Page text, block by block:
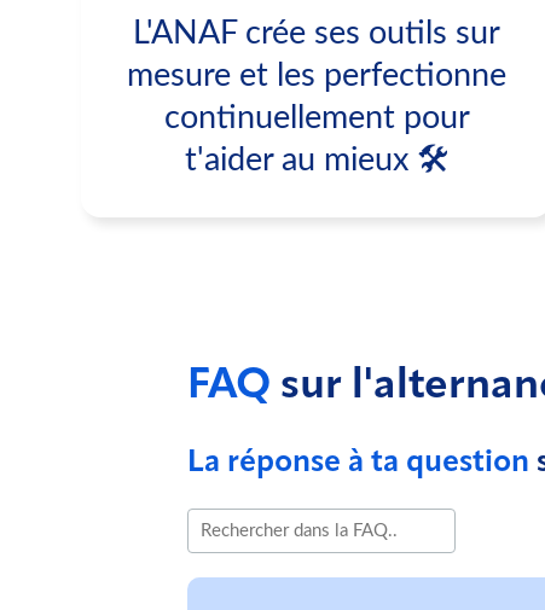
L'ANAF crée ses outils sur
mesure et les perfectionne
continuellement pour
t'aider au mieux 🛠
FAQ sur
La réponse à ta question